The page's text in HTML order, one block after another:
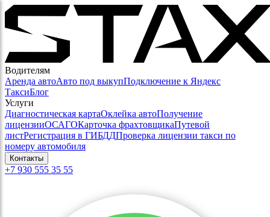
Водителям
Аренда автоАвто под выкупПодключение к Яндекс
ТаксиБлог
Услуги
Диагностическая картаОклейка автоПолучение
лицензииОСАГОКарточка фрахтовщикаПутевой
листРегистрация в ГИБДДПроверка лицензии такси по
номеру автомобиля
Контакты
+7 930 555 35 55